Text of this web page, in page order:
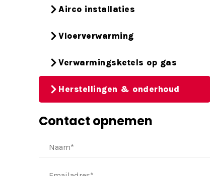
Airco installaties
Vloerverwarming
Verwarmingsketels op gas
Herstellingen & onderhoud
Contact opnemen